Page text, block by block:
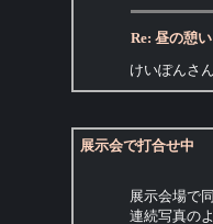
Re: 昼の憩い
けいぽんさ
展示会で打合せ中
展示会場で
連続写真の